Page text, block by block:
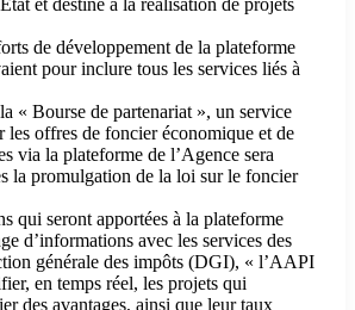
de développement de la plateforme
pour inclure tous les services liés à
« Bourse de partenariat », un service
les offres de foncier économique et de
via la plateforme de l’Agence sera
la promulgation de la loi sur le foncier
qui seront apportées à la plateforme
d’informations avec les services des
générale des impôts (DGI), « l’AAPI
en temps réel, les projets qui
des avantages, ainsi que leur taux